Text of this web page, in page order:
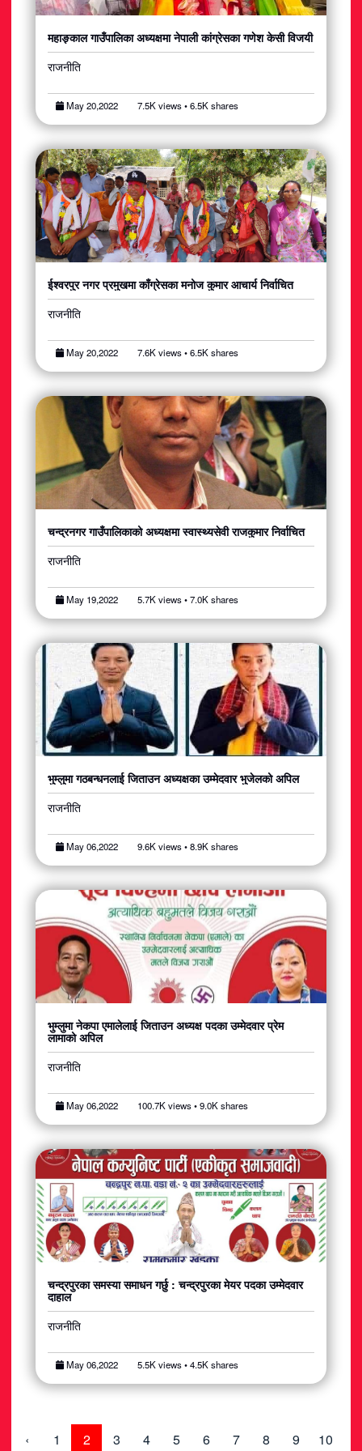
महाङ्काल गाउँपालिका अध्यक्षमा नेपाली कांग्रेसका गणेश केसी विजयी
राजनीति
May 20,2022 7.5K views • 6.5K shares
ईश्वरपुर नगर प्रमुखमा काँग्रेसका मनोज कुमार आचार्य निर्वाचित
राजनीति
May 20,2022 7.6K views • 6.5K shares
चन्द्रनगर गाउँपालिकाको अध्यक्षमा स्वास्थ्यसेवी राजकुमार निर्वाचित
राजनीति
May 19,2022 5.7K views • 7.0K shares
भुम्लुमा गठबन्धनलाई जिताउन अध्यक्षका उम्मेदवार भुजेलको अपिल
राजनीति
May 06,2022 9.6K views • 8.9K shares
भुम्लुमा नेकपा एमालेलाई जिताउन अध्यक्ष पदका उम्मेदवार प्रेम
लामाको अपिल
राजनीति
May 06,2022 100.7K views • 9.0K shares
चन्द्रपुरका समस्या समाधन गर्छु : चन्द्रपुरका मेयर पदका उम्मेदवार
दाहाल
राजनीति
May 06,2022 5.5K views • 4.5K shares
‹ 1 2 3 4 5 6 7 8 9
10